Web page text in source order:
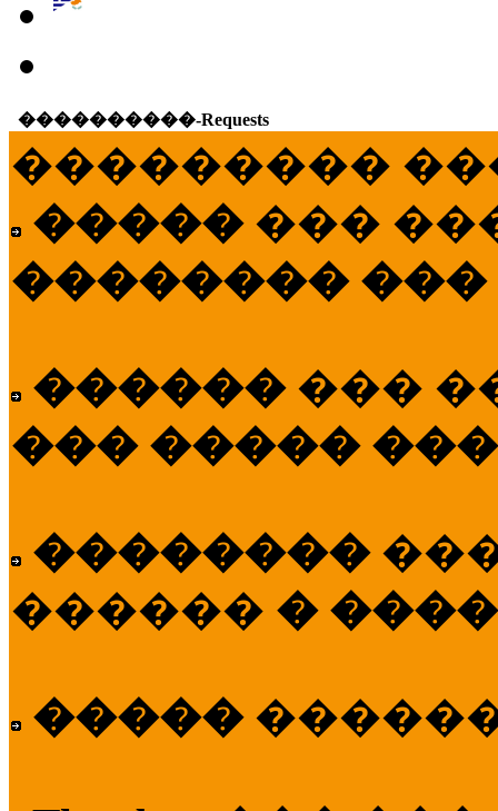
����������-Requests
���������
����� ���
�������� ���
������ ���
��� �����
��������
������ �
�����